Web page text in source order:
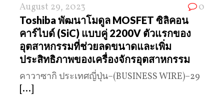
August 29, 2023 0
Toshiba พัฒนาโมดูล MOSFET ซิลิคอน
คาร์ไบด์ (SiC) แบบคู่ 2200V ตัวแรกของ
อุตสาหกรรมที่ช่วยลดขนาดและเพิ่ม
ประสิทธิภาพของเครื่องจักรอุตสาหกรรม
คาวาซากิ ประเทศญี่ปุ่น–(BUSINESS WIRE)–29
[...]